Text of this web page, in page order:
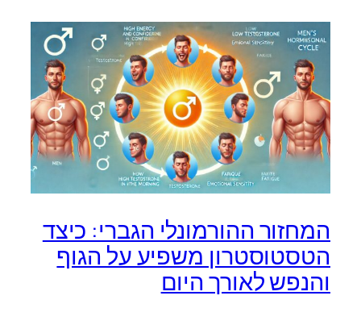
המחזור ההורמונלי הגברי: כיצד
הטסטוסטרון משפיע על הגוף
והנפש לאורך היום